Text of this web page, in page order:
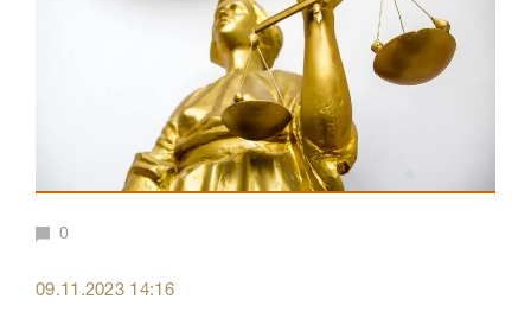
0
09.11.2023 14:16